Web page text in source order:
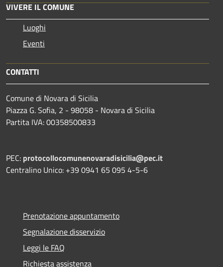
VIVERE IL COMUNE
Luoghi
Eventi
CONTATTI
Comune di Novara di Sicilia
Piazza G. Sofia, 2 - 98058 - Novara di Sicilia
Partita IVA: 00358500833
PEC: protocollocomunenovaradisicilia@pec.it
Centralino Unico: +39 0941 65 095 4-5-6
Prenotazione appuntamento
Segnalazione disservizio
Leggi le FAQ
Richiesta assistenza